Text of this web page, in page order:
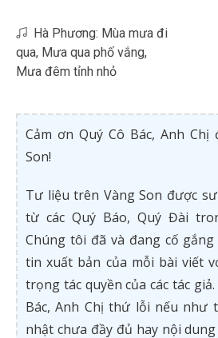
Hà Phương: Mùa mưa đi
qua, Mưa qua phố vắng,
Mưa đêm tỉnh nhỏ
Cảm ơn Quý Cô Bác, Anh
Son!
Tư liệu trên Vàng Son được
từ các Quý Báo, Quý Đài
Chúng tôi đã và đang cố
tin xuất bản của mỗi bài viết
trọng tác quyền của các tác
Bác, Anh Chị thứ lỗi nếu như
nhật chưa đầy đủ hay nội